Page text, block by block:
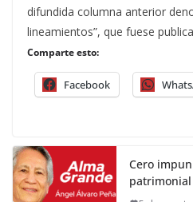
difundida columna anterior
lineamientos”, que fuese
Comparte esto:
Facebook
Cero
patrimonial